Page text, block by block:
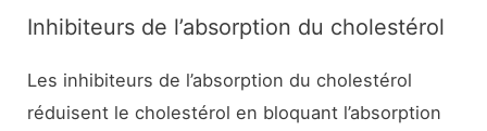
Inhibiteurs de l’absorption du cholestérol
Les inhibiteurs de l’absorption du cholestérol
réduisent le cholestérol en bloquant l’absorption